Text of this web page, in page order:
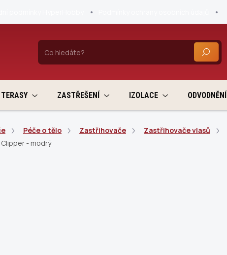
HLEDAT
TERASY ZASTŘEŠENÍ IZOLACE ODVODNĚNÍ
Péče o tělo Zastřihovače
Zastřihovače vlasů
- modrý